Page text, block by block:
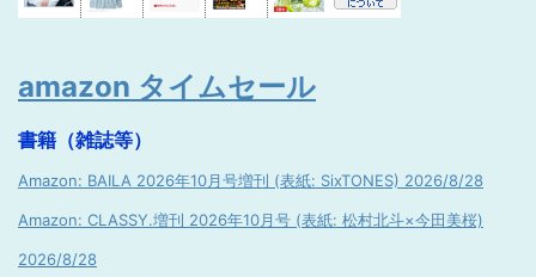
amazon タイムセール
書籍（雑誌等）
Amazon: BAILA 2026年10月号増刊 (表紙: SixTONES) 2026/8/28
Amazon: CLASSY.増刊 2026年10月号 (表紙: 松村北斗×今田美桜)
2026/8/28